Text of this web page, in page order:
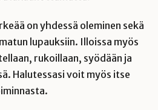
on yhdessä oleminen sekä
lupauksiin. Illoissa myös
rukoillaan, syödään ja
Halutessasi voit myös itse